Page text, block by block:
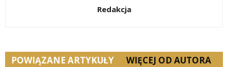
Redakcja
POWIĄZANE ARTYKUŁY WIĘCEJ OD AUTORA